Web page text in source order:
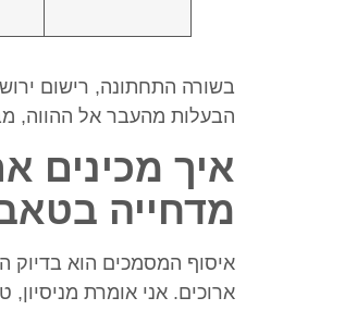
בשורה התחתונה, רישום
הבעלות מהעבר אל ההווה,
איך מכינים
מדחייה
איסוף המסמכים הוא בדיוק
ארוכים. אני אומרת